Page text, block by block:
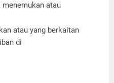
atau
atau yang berkaitan
di